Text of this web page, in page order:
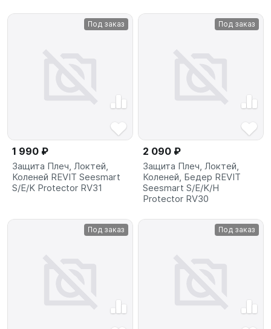
Под заказ
1 990 ₽
Защита Плеч, Локтей,
Коленей REVIT Seesmart
S/E/K Protector RV31
Под заказ
2 090 ₽
Защита Плеч, Локтей,
Коленей, Бедер REVIT
Seesmart S/E/K/H
Protector RV30
Под заказ Под заказ